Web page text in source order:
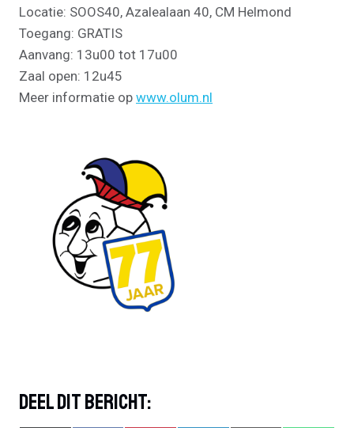
Locatie: SOOS40, Azalealaan 40, CM Helmond
Toegang: GRATIS
Aanvang: 13u00 tot 17u00
Zaal open: 12u45
Meer informatie op www.olum.nl
Deel Dit Bericht: